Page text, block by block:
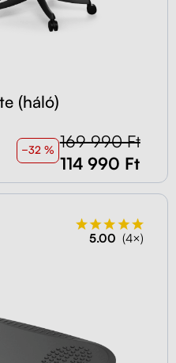
(háló)
−32 % 169 990 Ft
114 990 Ft
5.00 (4×)